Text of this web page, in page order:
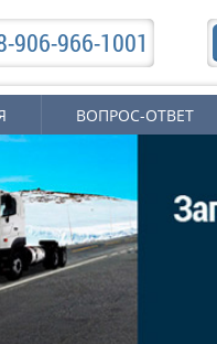
906-966-1001
ВОПРОС-ОТВЕТ